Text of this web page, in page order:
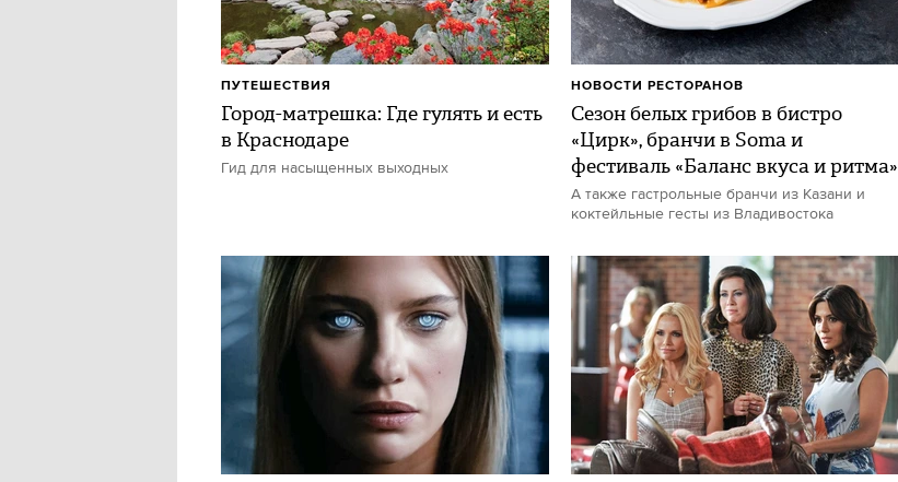
Город-матрешка: Где гулять и есть
в Краснодаре
Гид для насыщенных выходных
ПУТЕШЕСТВИЯ
Сезон белых грибов в бистро
«Цирк», бранчи в Soma и
фестиваль «Баланс вкуса и ритма»
А также гастрольные бранчи из Казани и
коктейльные гесты из Владивостока
НОВОСТИ РЕСТОРАНОВ